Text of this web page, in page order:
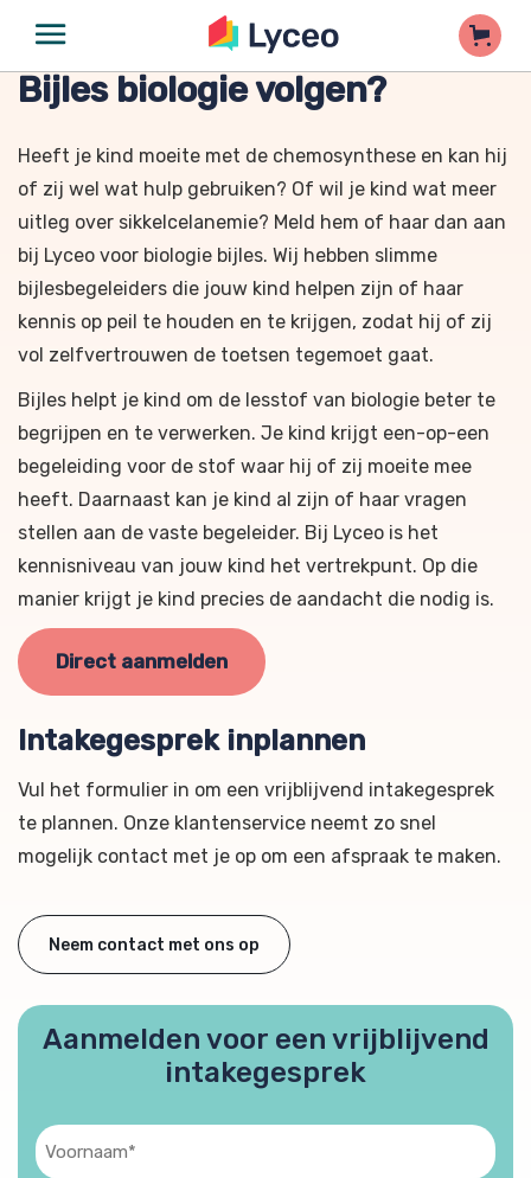
Bijles biologie volgen?
Heeft je kind moeite met de chemosynthese en kan hij
of zij wel wat hulp gebruiken? Of wil je kind wat meer
uitleg over sikkelcelanemie? Meld hem of haar dan aan
bij Lyceo voor biologie bijles. Wij hebben slimme
bijlesbegeleiders die jouw kind helpen zijn of haar
kennis op peil te houden en te krijgen, zodat hij of zij
vol zelfvertrouwen de toetsen tegemoet gaat.
Bijles helpt je kind om de lesstof van biologie beter te
begrijpen en te verwerken. Je kind krijgt een-op-een
begeleiding voor de stof waar hij of zij moeite mee
heeft. Daarnaast kan je kind al zijn of haar vragen
stellen aan de vaste begeleider. Bij Lyceo is het
kennisniveau van jouw kind het vertrekpunt. Op die
manier krijgt je kind precies de aandacht die nodig is.
Direct aanmelden
Intakegesprek inplannen
Vul het formulier in om een vrijblijvend intakegesprek
te plannen. Onze klantenservice neemt zo snel
mogelijk contact met je op om een afspraak te maken.
Neem contact met ons op
Aanmelden voor een vrijblijvend
intakegesprek
Voornaam
(Vereist)